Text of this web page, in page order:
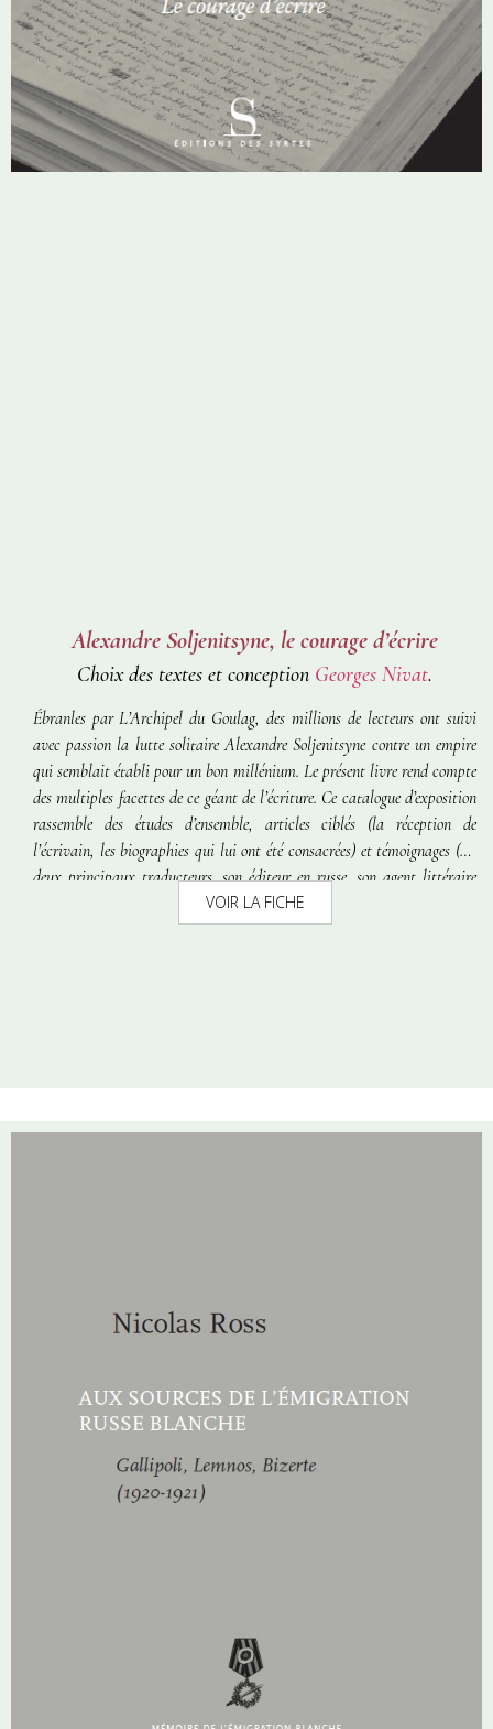
Alexandre Soljenitsyne, le courage d’écrire
Choix des textes et conception Georges Nivat.
Ébranles par L’Archipel du Goulag, des millions de lecteurs ont suivi
avec passion la lutte solitaire Alexandre Soljenitsyne contre un empire
qui semblait établi pour un bon millénium. Le présent livre rend compte
des multiples facettes de ce géant de l’écriture. Ce catalogue d’exposition
rassemble des études d’ensemble, articles ciblés (la réception de
l’écrivain, les biographies qui lui ont été consacrées) et témoignages (ses
deux principaux traducteurs, son éditeur en russe, son agent littéraire
mondial, le compositeur Gilbert Amy, sa dernière biographe). Il compte
également des inédits : plusieurs lettres dont l’émouvante lettre à
VOIR LA FICHE